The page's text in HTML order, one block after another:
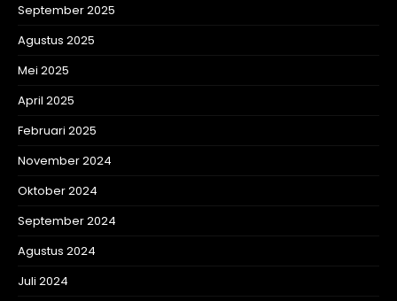
September 2025
Agustus 2025
Mei 2025
April 2025
Februari 2025
November 2024
Oktober 2024
September 2024
Agustus 2024
Juli 2024